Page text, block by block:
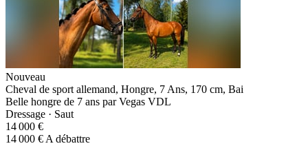
Nouveau
Cheval de sport allemand, Hongre, 7 Ans, 170 cm, Bai
Belle hongre de 7 ans par Vegas VDL
Dressage · Saut
14 000 €
14 000 € A débattre